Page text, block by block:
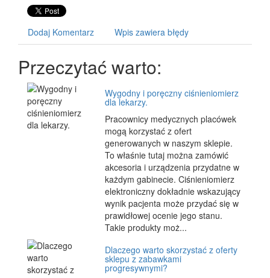
Dodaj Komentarz Wpis zawiera błędy
Przeczytać warto:
Wygodny i poręczny ciśnieniomierz
dla lekarzy.
Pracownicy medycznych placówek
mogą korzystać z ofert
generowanych w naszym sklepie.
To właśnie tutaj można zamówić
akcesoria i urządzenia przydatne w
każdym gabinecie. Ciśnieniomierz
elektroniczny dokładnie wskazujący
wynik pacjenta może przydać się w
prawidłowej ocenie jego stanu.
Takie produkty moż...
Dlaczego warto skorzystać z oferty
sklepu z zabawkami
progresywnymi?